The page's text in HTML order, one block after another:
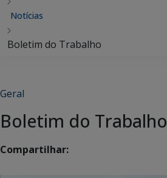
Notícias
Boletim do Trabalho
Geral
Boletim do Trabalho
Compartilhar: